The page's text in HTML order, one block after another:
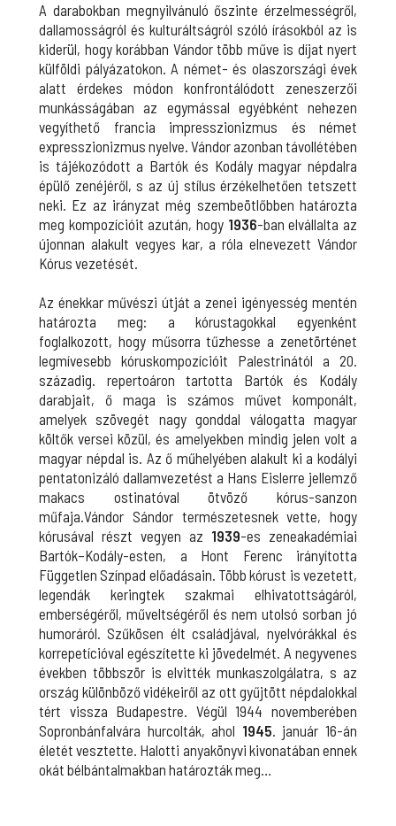
A darabokban megnyilvánuló őszinte érzelmességről,
dallamosságról és kulturáltságról szóló írásokból az is
kiderül, hogy korábban Vándor több műve is díjat nyert
külföldi pályázatokon. A német- és olaszországi évek
alatt érdekes módon konfrontálódott zeneszerzői
munkásságában az egymással egyébként nehezen
vegyíthető francia impresszionizmus és német
expresszionizmus nyelve. Vándor azonban távollétében
is tájékozódott a Bartók és Kodály magyar népdalra
épülő zenéjéről, s az új stílus érzékelhetően tetszett
neki. Ez az irányzat még szembeötlőbben határozta
meg kompozícióit azután, hogy 1936-ban elvállalta az
újonnan alakult vegyes kar, a róla elnevezett Vándor
Kórus vezetését.
Az énekkar művészi útját a zenei igényesség mentén
határozta meg: a kórustagokkal egyenként
foglalkozott, hogy műsorra tűzhesse a zenetörténet
legmívesebb kóruskompozícióit Palestrinától a 20.
századig. repertoáron tartotta Bartók és Kodály
darabjait, ő maga is számos művet komponált,
amelyek szövegét nagy gonddal válogatta magyar
költők versei közül, és amelyekben mindig jelen volt a
magyar népdal is. Az ő műhelyében alakult ki a kodályi
pentatonizáló dallamvezetést a Hans Eislerre jellemző
makacs ostinatóval ötvöző kórus-sanzon
műfaja.Vándor Sándor természetesnek vette, hogy
kórusával részt vegyen az 1939-es zeneakadémiai
Bartók–Kodály-esten, a Hont Ferenc irányította
Független Színpad előadásain. Több kórust is vezetett,
legendák keringtek szakmai elhivatottságáról,
emberségéről, műveltségéről és nem utolsó sorban jó
humoráról. Szűkösen élt családjával, nyelvórákkal és
korrepetícióval egészítette ki jövedelmét. A negyvenes
években többször is elvitték munkaszolgálatra, s az
ország különböző vidékeiről az ott gyűjtött népdalokkal
tért vissza Budapestre. Végül 1944 novemberében
Sopronbánfalvára hurcolták, ahol 1945. január 16-án
életét vesztette. Halotti anyakönyvi kivonatában ennek
okát bélbántalmakban határozták meg…